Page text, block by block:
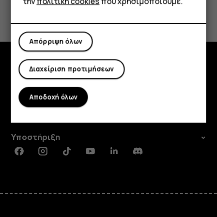
Το βρήκατε χρήσιμο;
Ναι Όχι
Εξερευνήστε
Πληροφορίες
Υποστήριξη
FacebookInstagramTiktokYoutubeLinkedinDiscord
Απόρριψη όλων
Διαχείριση προτιμήσεων
Αποδοχή όλων